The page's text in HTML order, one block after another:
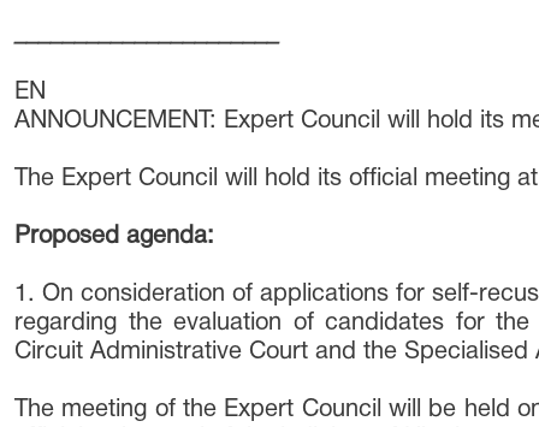
EN
ANNOUNCEMENT: Expert Council will hold its
The Expert Council will hold its official meeting
Proposed agenda:
1. On consideration of applications for self-
regarding the evaluation of candidates for
Circuit Administrative Court and the
The meeting of the Expert Council will be held